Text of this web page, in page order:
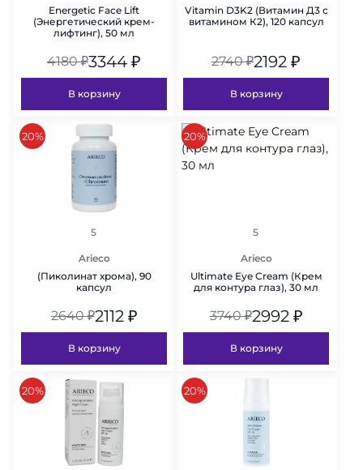
Energetic Face Lift
(Энергетический крем-
лифтинг), 50 мл
4180₽3344 ₽
В корзину
Vitamin D3K2 (Витамин Д3 с
витамином К2), 120 капсул
2740₽2192 ₽
В корзину
скидка
20%
рейтинг
5
Arieco
(Пиколинат хрома), 90
капсул
2640₽2112₽
В корзину
скидка
20%
рейтинг
5
Arieco
Ultimate Eye Cream (Крем
для контура глаз), 30 мл
3740₽2992₽
В корзину
скидка
20% скидка
20%